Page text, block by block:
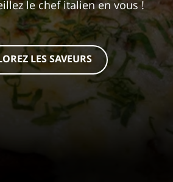
le chef italien en vous !
LES SAVEURS